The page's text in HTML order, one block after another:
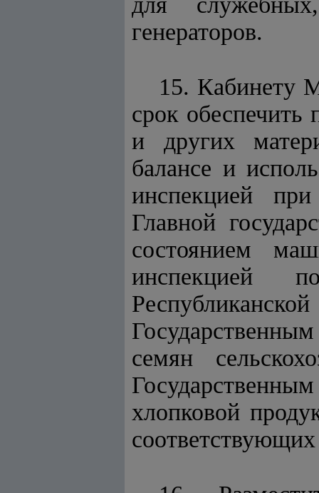
генераторов.
15. Кабинету
срок обеспечить
и других
балансе и
инспекцией
Главной
состоянием
инспекцией
семян
хлопковой